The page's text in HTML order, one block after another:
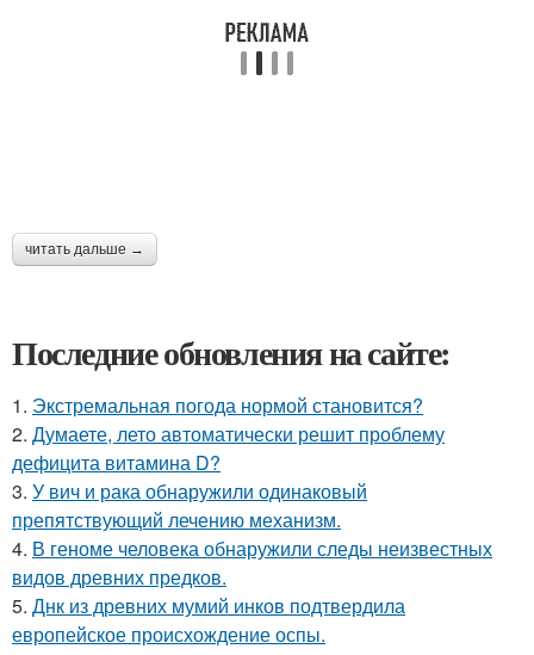
читать дальше →
Последние обновления на сайте:
1. Экстремальная погода нормой становится?
2. Думаете, лето автоматически решит проблему
дефицита витамина D?
3. У вич и рака обнаружили одинаковый
препятствующий лечению механизм.
4. В геноме человека обнаружили следы неизвестных
видов древних предков.
5. Днк из древних мумий инков подтвердила
европейское происхождение оспы.